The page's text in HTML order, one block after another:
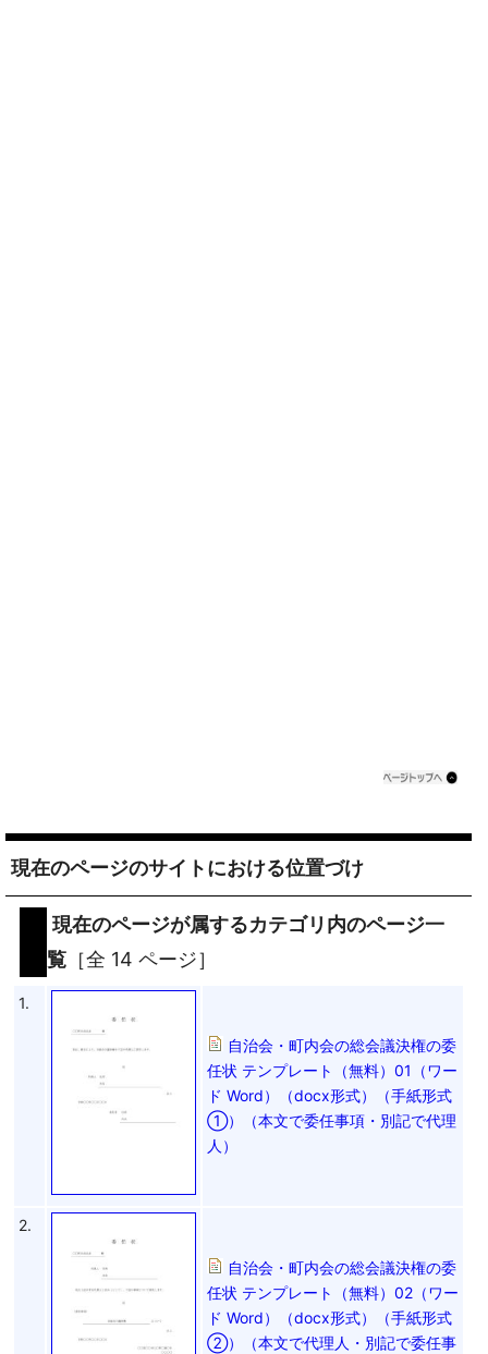
現在のページのサイトにおける位置づけ
現在のページが属するカテゴリ内のページ一
覧 ［全 14 ページ］
1.
自治会・町内会の総会議決権の委
任状 テンプレート（無料）01（ワー
ド Word）（docx形式）（手紙形式
①）（本文で委任事項・別記で代理
人）
2.
自治会・町内会の総会議決権の委
任状 テンプレート（無料）02（ワー
ド Word）（docx形式）（手紙形式
②）（本文で代理人・別記で委任事